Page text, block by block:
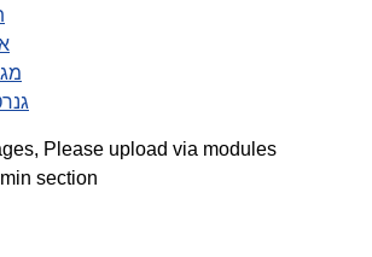
Please upload via modules
section